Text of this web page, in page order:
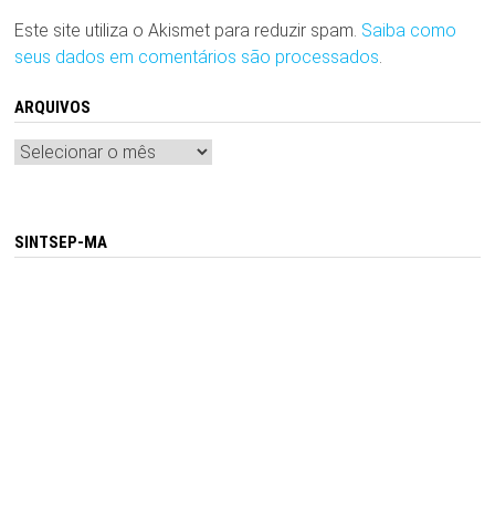
Este site utiliza o Akismet para reduzir spam. Saiba como
seus dados em comentários são processados
ARQUIVOS
Arquivos
SINTSEP-MA